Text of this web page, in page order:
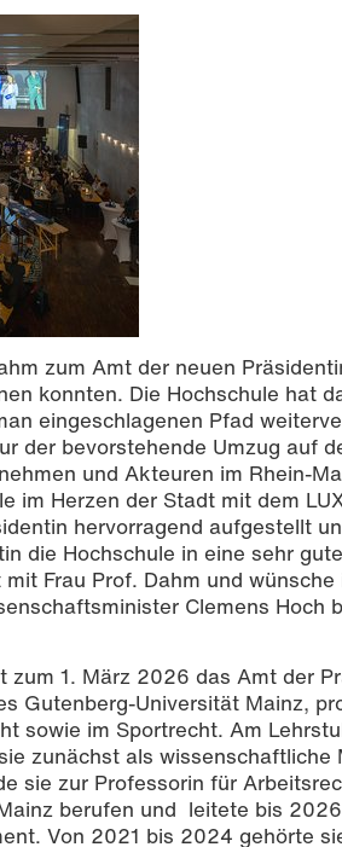
zum Amt der neuen
konnten. Die Hochschule hat
eingeschlagenen Pfad
der bevorstehende Umzug auf
und Akteuren im Rhein-
im Herzen der Stadt mit dem
hervorragend aufgestellt
die Hochschule in eine sehr
Frau Prof. Dahm und
Clemens Hoch
zum 1. März 2026 das Amt der
Gutenberg-Universität Mainz,
sowie im Sportrecht. Am
zunächst als
sie zur Professorin für
berufen und leitete bis
Von 2021 bis 2024 gehörte